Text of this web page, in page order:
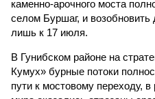
На региональной трассе
Араканский мост»,
водная стихия размыла
вынужденно пущен по
пор, пока не спадёт уровень
ожидается не ранее 17 июля.